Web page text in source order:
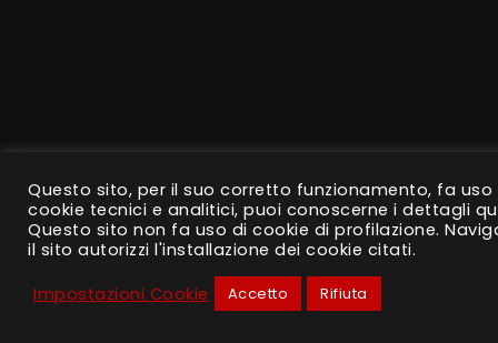
Questo sito, per il suo corretto funzionamento, fa uso
cookie tecnici e analitici, puoi conoscerne i dettagli
Questo sito non fa uso di cookie di profilazione.
il sito autorizzi l'installazione dei cookie citati.
Impostazioni Cookie
Accetto Rifiuta